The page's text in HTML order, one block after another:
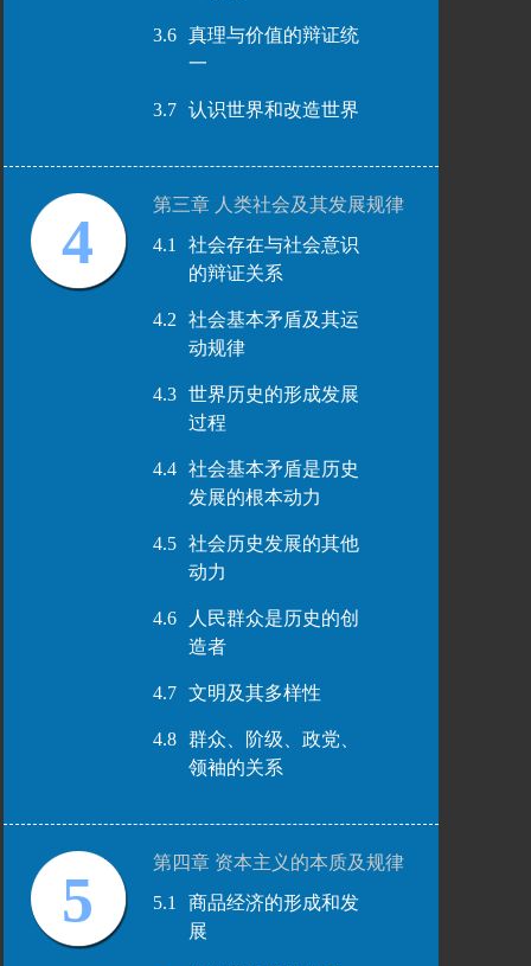
3.6
真理与价值的辩证统
一
3.7 认识世界和改造世界
4
第三章 人类社会及其发展规律
4.1
社会存在与社会意识
的辩证关系
4.2
社会基本矛盾及其运
动规律
4.3
世界历史的形成发展
过程
4.4
社会基本矛盾是历史
发展的根本动力
4.5
社会历史发展的其他
动力
4.6
人民群众是历史的创
造者
4.7 文明及其多样性
4.8
群众、阶级、政党、
领袖的关系
5
第四章 资本主义的本质及规律
5.1
商品经济的形成和发
展